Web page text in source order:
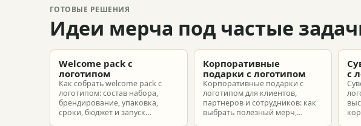
ГОТОВЫЕ РЕШЕНИЯ
Идеи мерча под частые
Welcome pack с
логотипом
Как собрать welcome pack с
логотипом: состав набора,
брендирование, упаковка,
сроки, бюджет и запуск
Корпоративные
подарки с логотипом
Корпоративные подарки с
логотипом для клиентов,
партнеров и сотрудников: как
выбрать полезный мерч,
с